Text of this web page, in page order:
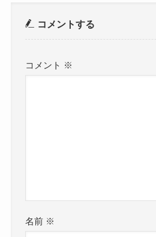
コメントする
コメント ※
名前 ※